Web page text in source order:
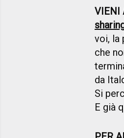
VIENI
voi, la
che
da
Si
E già